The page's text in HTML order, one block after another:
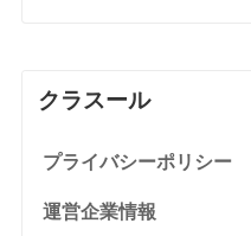
クラスール
プライバシーポリシー
運営企業情報